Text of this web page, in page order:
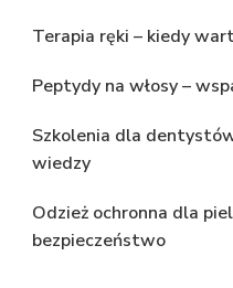
Terapia ręki – kiedy
Peptydy na włosy –
Szkolenia dla
wiedzy
Odzież ochronna dla
bezpieczeństwo